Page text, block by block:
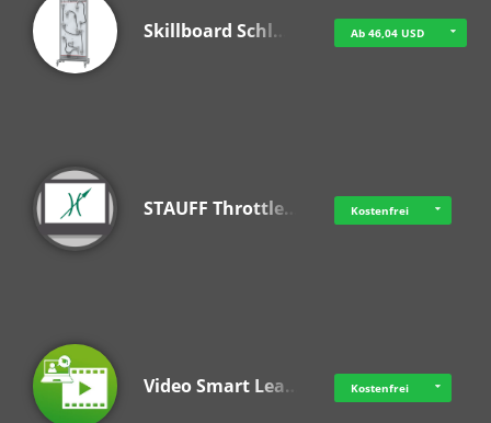
Skillboard Schl… Ab 46,04 USD
STAUFF Throttle… Kostenfrei
Video Smart Lea… Kostenfrei